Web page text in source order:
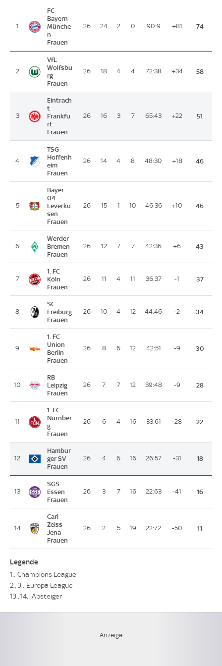
1
FC
Bayern
Münche
n
Frauen
26 24 2 0 90:9 +81 74
2
VfL
Wolfsbu
rg
Frauen
26 18 4 4 72:38 +34 58
3
Eintrach
t
Frankfu
rt
Frauen
26 16 3 7 65:43 +22 51
4
TSG
Hoffenh
eim
Frauen
26 14 4 8 48:30 +18 46
5
Bayer
04
Leverku
sen
Frauen
26 15 1 10 46:36 +10 46
6
Werder
Bremen
Frauen
26 12 7 7 42:36 +6 43
7
1. FC
Köln
Frauen
26 11 4 11 36:37 -1 37
8
SC
Freiburg
Frauen
26 10 4 12 44:46 -2 34
9
1. FC
Union
Berlin
Frauen
26 8 6 12 42:51 -9 30
10
RB
Leipzig
Frauen
26 7 7 12 39:48 -9 28
11
1. FC
Nürnber
g
Frauen
26 6 4 16 33:61 -28 22
12
Hambur
ger SV
Frauen
26 4 6 16 26:57 -31 18
13
SGS
Essen
Frauen
26 3 7 16 22:63 -41 16
14
Carl
Zeiss
Jena
Frauen
26 2 5 19 22:72 -50 11
Legende
1.: Champions League
2., 3.: Europa League
13., 14.: Absteiger